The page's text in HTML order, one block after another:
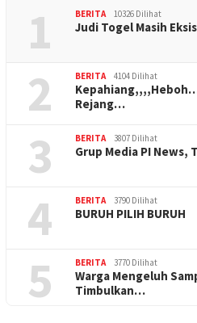
1 BERITA 10326 Dilihat
Judi Togel Masih
2 BERITA 4104 Dilihat
Rejang…
3 BERITA 3807 Dilihat
Grup Media PI
4 BERITA 3790 Dilihat
BURUH PILIH BURUH
5 BERITA 3770 Dilihat
Warga Mengeluh
Timbulkan…